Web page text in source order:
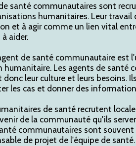
santé communautaires sont
humanitaires. Leur
et à agir comme un lien vital
aider.
de santé communautaire est
humanitaire. Les agents de santé
donc leur culture et leurs besoins.
les cas et donner des
de santé recrutent
de la communauté qu'ils
communautaires sont
de projet de l'équipe de santé.